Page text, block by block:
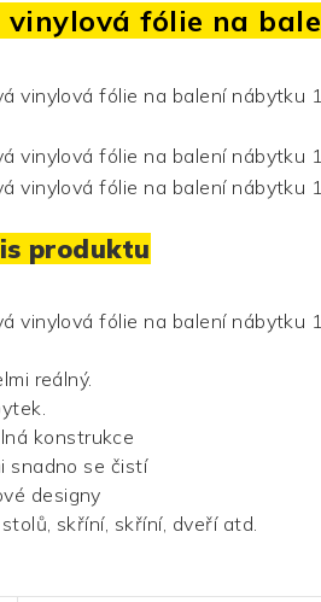
fólie na
produktu
reálný.
konstrukce
snadno se čistí
designy
skříní, skříní, dveří atd.